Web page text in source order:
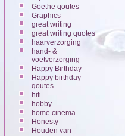
Goethe qoutes
Graphics
great writing
great writing quotes
haarverzorging
hand- &
voetverzorging
Happy Birthday
Happy birthday
qoutes
hifi
hobby
home cinema
Honesty
Houden van